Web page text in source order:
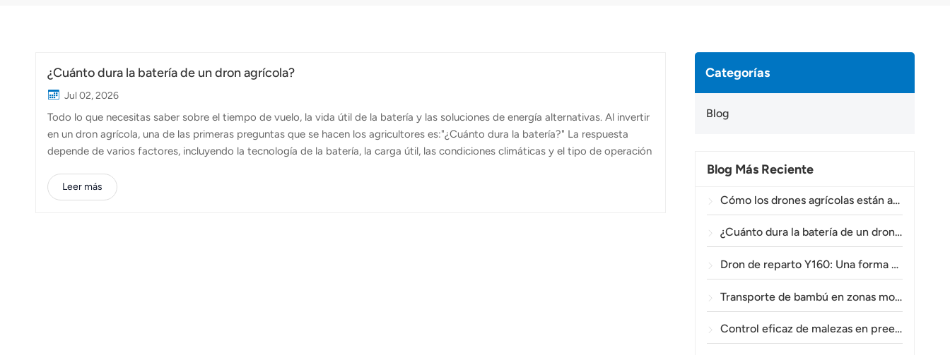
Categorías
Blog
Blog Más Reciente
Cómo los drones agrícolas están ayudando a los agricultores brasileños a mejorar las operaciones de fumigación de cultivos.
¿Cuánto dura la batería de un dron agrícola?
Dron de reparto Y160: Una forma más segura y eficiente de transportar materiales para torres eléctricas en terrenos montañosos.
Transporte de bambú en zonas montañosas: Cómo el TOPXGUN Y160 abre una nueva ruta desde el bosque hasta el punto de recogida.
Control eficaz de malezas en preemergencia en trigo con el dron agrícola A80.
¿Cuánto dura la batería de un dron agrícola?
Jul 02, 2026
Todo lo que necesitas saber sobre el tiempo de vuelo, la vida útil de la batería y las soluciones de energía alternativas. Al invertir
en un dron agrícola, una de las primeras preguntas que se hacen los agricultores es:"¿Cuánto dura la batería?" La respuesta
depende de varios factores, incluyendo la tecnología de la batería, la carga útil, las condiciones climáticas y el tipo de operación
la máxima movilidad, las tecnologías emergentes, como las baterías de estado semisólido y los sistemas de alimentación
conectados por cable, están ampliando las posibilidades para diferentes aplicaciones. Más importante aún, la duración de la
Leer más